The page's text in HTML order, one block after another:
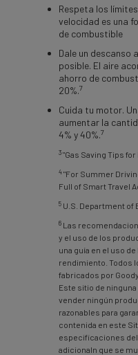
Respeta los
velocidad es una
de combustible
Dale un descanso
posible. El aire
ahorro de
20%.7
Cuida tu motor.
aumentar la
4% y 40%.7
3"Gas Saving Tips
4 "For Summer
Full of Smart Travel
5 U.S. Department of
6 Las
y el uso de los
una guía en el uso
rendimiento. Todos
fabricados por
Este sitio de
vender ningún
razonables para
contenida en este
especificaciones
adicionaln que se